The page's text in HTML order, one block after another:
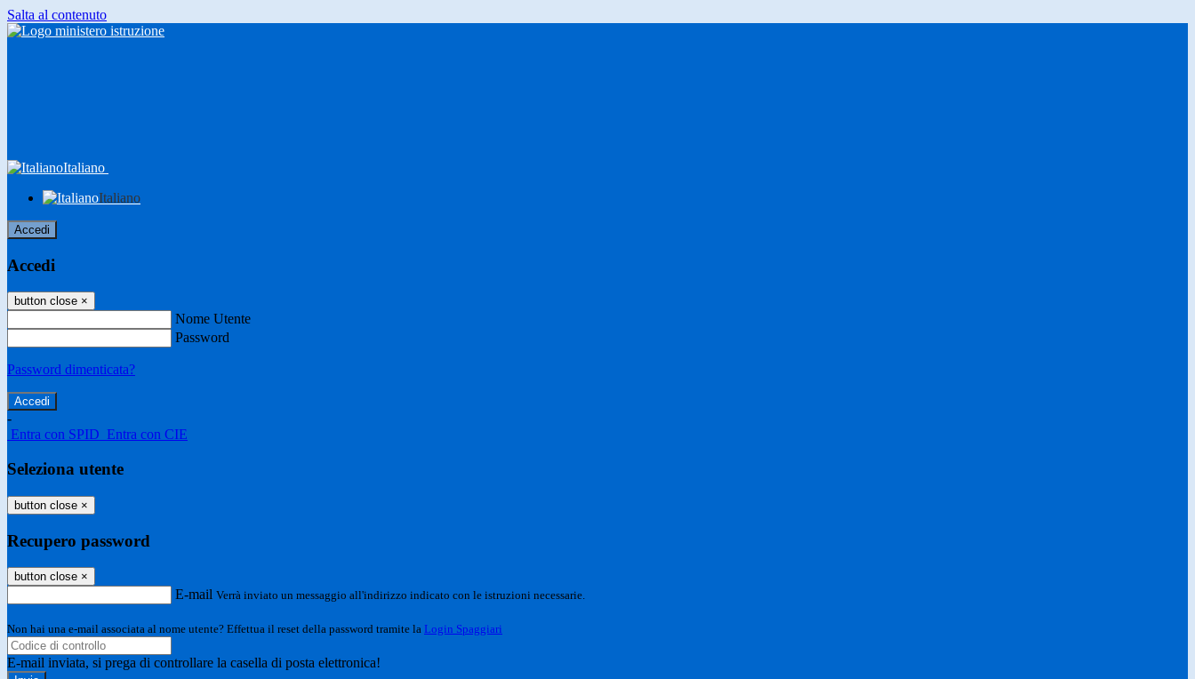
Salta al contenuto
Italiano
Italiano
Accedi
Accedi
button close ×
Nome Utente
Password
Password dimenticata?
-
Entra con SPID Entra con CIE
Seleziona utente
button close ×
Recupero password
button close ×
E-mail Verrà inviato un messaggio all'indirizzo indicato con le istruzioni necessarie.
Non hai una e-mail associata al nome utente? Effettua il reset della password tramite la Login Spaggiari
E-mail inviata, si prega di controllare la casella di posta elettronica!